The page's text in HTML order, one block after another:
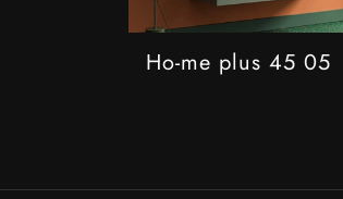
Ho-me plus 45 05